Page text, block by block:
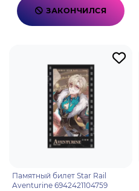
ЗАКОНЧИЛСЯ
Памятный билет Star Rail
Aventurine 6942421104759